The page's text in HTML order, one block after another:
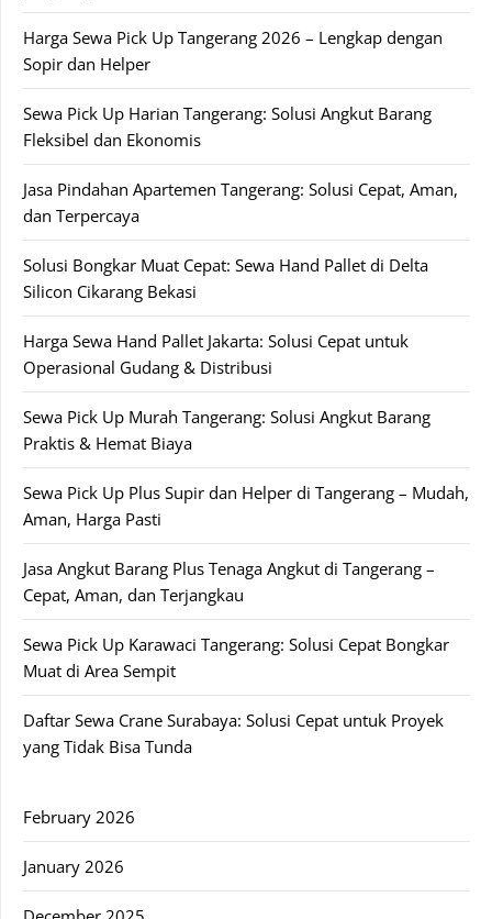
Harga Sewa Pick Up Tangerang 2026 – Lengkap dengan
Sopir dan Helper
Sewa Pick Up Harian Tangerang: Solusi Angkut Barang
Fleksibel dan Ekonomis
Jasa Pindahan Apartemen Tangerang: Solusi Cepat, Aman,
dan Terpercaya
Solusi Bongkar Muat Cepat: Sewa Hand Pallet di Delta
Silicon Cikarang Bekasi
Harga Sewa Hand Pallet Jakarta: Solusi Cepat untuk
Operasional Gudang & Distribusi
Sewa Pick Up Murah Tangerang: Solusi Angkut Barang
Praktis & Hemat Biaya
Sewa Pick Up Plus Supir dan Helper di Tangerang – Mudah,
Aman, Harga Pasti
Jasa Angkut Barang Plus Tenaga Angkut di Tangerang –
Cepat, Aman, dan Terjangkau
Sewa Pick Up Karawaci Tangerang: Solusi Cepat Bongkar
Muat di Area Sempit
Daftar Sewa Crane Surabaya: Solusi Cepat untuk Proyek
yang Tidak Bisa Tunda
February 2026
January 2026